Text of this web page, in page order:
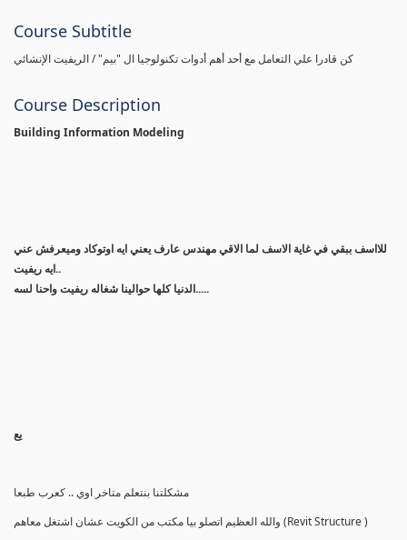
Course Subtitle
كن قادرا علي التعامل مع أحد أهم أدوات تكنولوجيا ال "بيم" / الريفيت الإنشائي
Course Description
Building Information Modeling
للااسف ببقي في غاية الاسف لما الاقي مهندس عارف يعني ايه اوتوكاد وميعرفش عني
ايه ريفيت..
الدنيا كلها حوالينا شغاله ريفيت واحنا لسه.....
يع
والله العظيم اتصلو بيا مكتب من الكويت عشان اشتغل معاهم (Revit Structure )